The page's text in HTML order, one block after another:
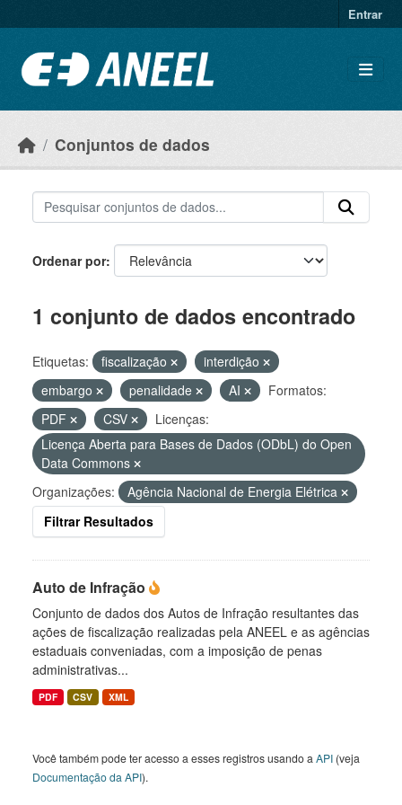
Entrar
Conjuntos de dados
Ordenar por
1 conjunto de dados encontrado
Etiquetas: fiscalização
interdição
embargo
penalidade AI
Formatos:
PDF
CSV
Licenças:
Licença Aberta para Bases de Dados (ODbL) do Open
Data Commons
Organizações:
Agência Nacional de Energia Elétrica
Filtrar Resultados
Auto de Infração
Conjunto de dados dos Autos de Infração resultantes das
ações de fiscalização realizadas pela ANEEL e as agências
estaduais conveniadas, com a imposição de penas
administrativas...
PDF CSV XML
Você também pode ter acesso a esses registros usando a API (veja
Documentação da API).